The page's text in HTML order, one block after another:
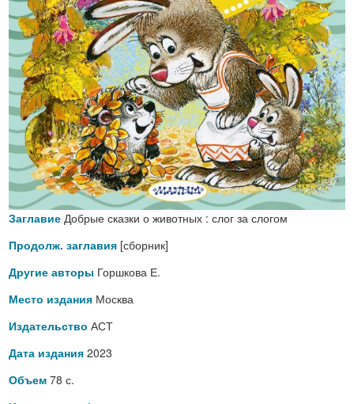
Заглавие Добрые сказки о животных : слог за слогом
Продолж. заглавия [сборник]
Другие авторы Горшкова Е.
Место издания Москва
Издательство АСТ
Дата издания 2023
Объем 78 с.